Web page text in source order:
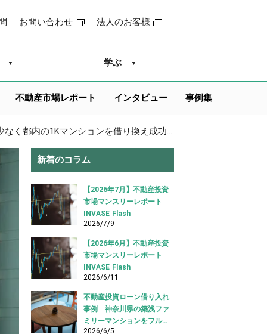
お問い合わせ 法人のお客様
学ぶ
不動産市場レポート インタビュー 事例集
【金利2.90%→1.55%】月2.2万円・総額280万円以上削減！自己資金少なく都内の1Kマンションを借り換え成功【不動産投資ローン 借り換え事例】
新着のコラム
【2026年7月】不動産投資
市場マンスリーレポート
INVASE Flash
2026/7/9
【2026年6月】不動産投資
市場マンスリーレポート
INVASE Flash
2026/6/11
不動産投資ローン借り入れ
事例 神奈川県の築浅ファ
ミリーマンションをフルロ
2026/6/5